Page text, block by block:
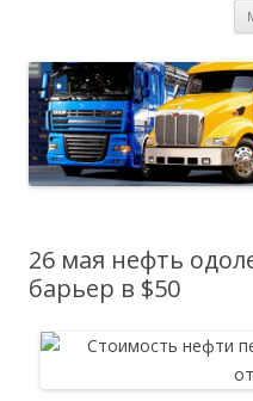
26 мая нефть
барьер в $50